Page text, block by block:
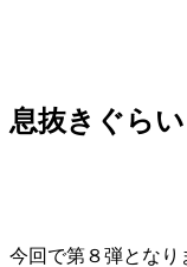
息抜きぐら
今回で第８弾となり